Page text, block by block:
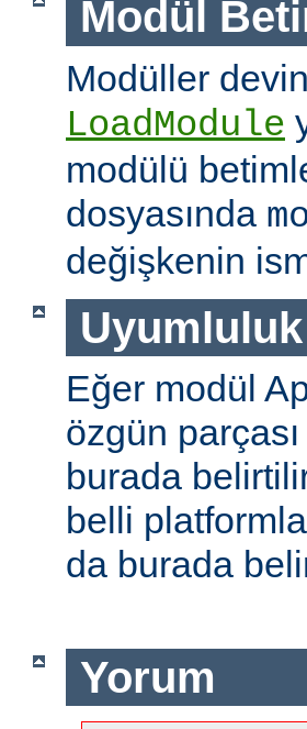
Modül
Modüller
LoadModule
modülü
dosyasında
değişkenin
Uyumluluk
Eğer modül
özgün
burada
belli
da burada
Yorum